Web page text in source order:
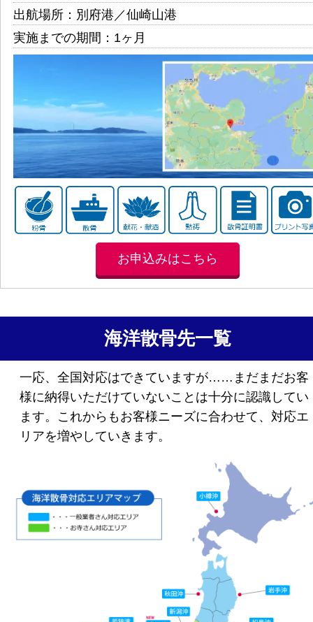
出航場所：別府港／仙崎山港
実施までの期間：1ヶ月
お申込みはこちら
海洋散骨先一覧
一応、全国対応はできていますが……まだまだお客
様に納得いただけていないことは十分に認識してい
ます。これからもお客様ニーズに合わせて、対応エ
リアを増やしていきます。